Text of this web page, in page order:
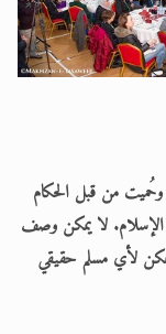
على هذه المدن لأكثر من 1400 سنة وحُميت من قبل الحكام
الإسلام. لا يمكن وصف
لأي مسلم حقيقي